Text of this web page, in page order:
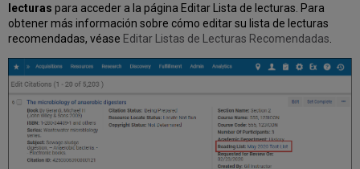
lecturas para acceder a la página Editar Lista de lecturas. Para
obtener más información sobre cómo editar su lista de lecturas
recomendadas, véase Editar Listas de Lecturas Recomendadas